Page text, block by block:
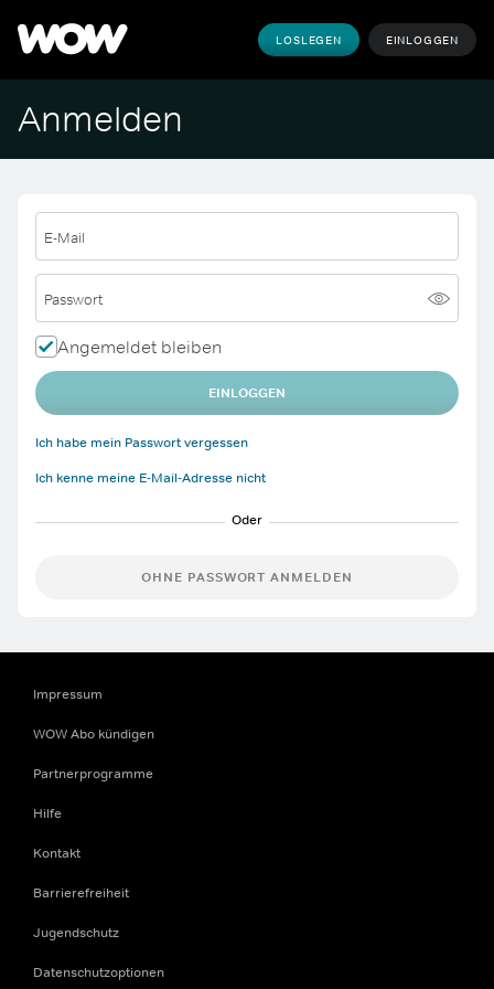
LOSLEGEN EINLOGGEN
Anmelden
E-Mail
Passwort
Angemeldet bleiben
EINLOGGEN
Ich habe mein Passwort vergessen
Ich kenne meine E-Mail-Adresse nicht
OHNE PASSWORT ANMELDEN
Impressum
WOW Abo kündigen
Partnerprogramme
Hilfe
Kontakt
Barrierefreiheit
Jugendschutz
Datenschutzoptionen